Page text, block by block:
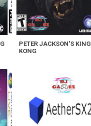
PETER JACKSON'S KING
KONG